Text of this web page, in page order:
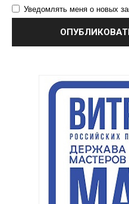
Уведомлять меня о новых